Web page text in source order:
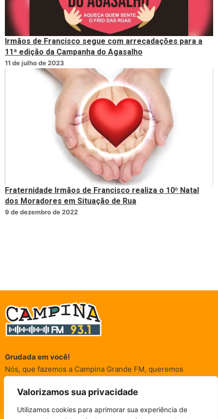
Valorizamos sua privacidade
Utilizamos cookies para aprimorar sua experiência de
Irmãos de Francisco segue com arrecadações para a
11ª edição da Campanha do Agasalho
11 de julho de 2023
Fraternidade Irmãos de Francisco realiza o 10º Natal
dos Moradores em Situação de Rua
9 de dezembro de 2022
Grudada em você!
Nós, que fazemos a Campina Grande FM, queremos
acompanham sempre. É para vocês que a Rádio existe e por
vocês que as informações (informativas, de entretenimento,